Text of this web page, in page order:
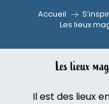
Accueil
Les lieux
Les lieux
Il est des lieux